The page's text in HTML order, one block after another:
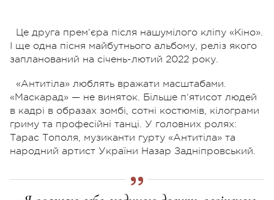
Це друга прем‘єра після нашумілого кліпу «Кіно».
І ще одна пісня майбутнього альбому, реліз якого
запланований на січень-лютий 2022 року.
«Антитіла» люблять вражати масштабами.
«Маскарад» — не виняток. Більше п‘ятисот людей
в кадрі в образах зомбі, сотні костюмів, кілограми
гриму та професійні танці. У головних ролях:
Тарас Тополя, музиканти гурту «Антитіла» та
народний артист України Назар Задніпровський.